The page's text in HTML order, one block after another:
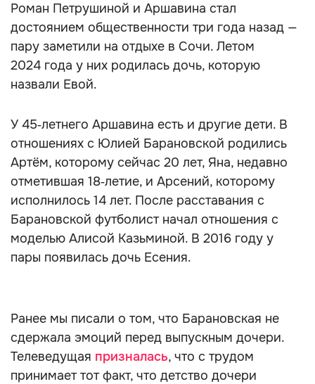
Роман Петрушиной и Аршавина стал
достоянием общественности три года назад —
пару заметили на отдыхе в Сочи. Летом
2024 года у них родилась дочь, которую
назвали Евой.
У 45‑летнего Аршавина есть и другие дети. В
отношениях с Юлией Барановской родились
Артём, которому сейчас 20 лет, Яна, недавно
отметившая 18‑летие, и Арсений, которому
исполнилось 14 лет. После расставания с
Барановской футболист начал отношения с
моделью Алисой Казьминой. В 2016 году у
пары появилась дочь Есения.
Ранее мы писали о том, что Барановская не
сдержала эмоций перед выпускным дочери.
Телеведущая призналась, что с трудом
принимает тот факт, что детство дочери